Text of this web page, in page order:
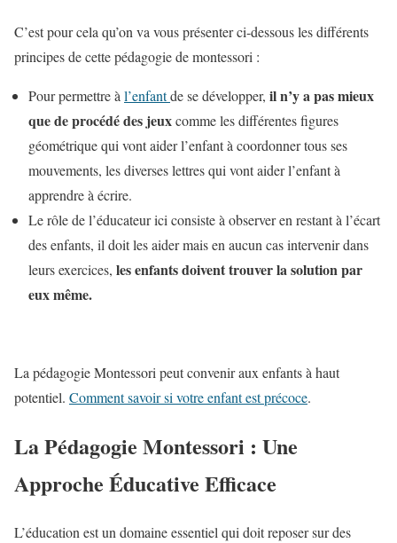
C’est pour cela qu’on va vous présenter ci-dessous les différents
principes de cette pédagogie de montessori :
Pour permettre àl’enfantde se développer, il n’y a pas mieux
que de procédé des jeuxcomme les différentes figures
géométrique qui vont aider l’enfant à coordonner tous ses
mouvements, les diverses lettres qui vont aider l’enfant à
apprendre à écrire.
Le rôle de l’éducateur ici consiste à observer en restant à l’écart
des enfants, il doit les aider mais en aucun cas intervenir dans
leurs exercices, les enfants doivent trouver la solution par
eux même.
La pédagogie Montessori peut convenir aux enfants à haut
potentiel. Comment savoir si votre enfant est précoce.
La Pédagogie Montessori : Une
Approche Éducative Efficace
L’éducation est un domaine essentiel qui doit reposer sur des